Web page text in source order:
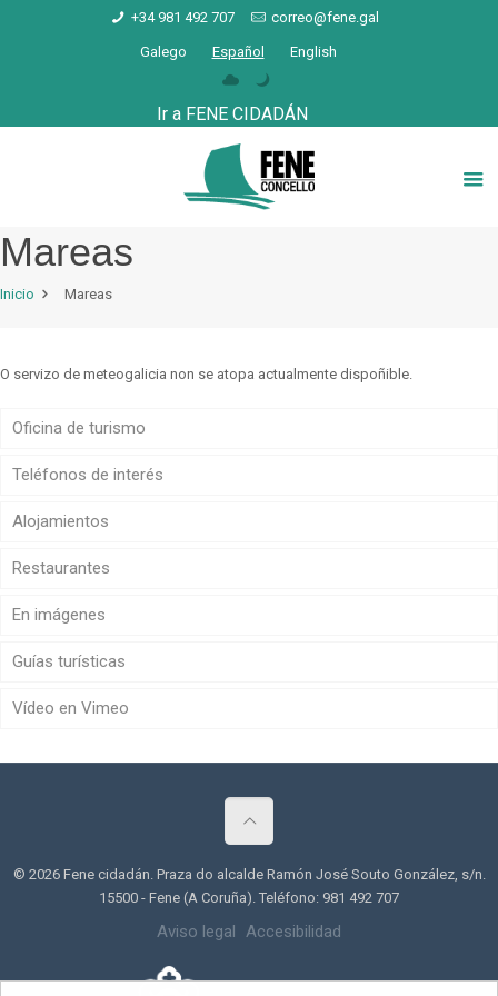
+34 981 492 707 correo@fene.gal
Galego Español English
Ir a FENE CIDADÁN
Mareas
Inicio Mareas
O servizo de meteogalicia non se atopa actualmente dispoñible.
Oficina de turismo
Teléfonos de interés
Alojamientos
Restaurantes
En imágenes
Guías turísticas
Vídeo en Vimeo
© 2026 Fene cidadán. Praza do alcalde Ramón José Souto González, s/n.
15500 - Fene (A Coruña). Teléfono: 981 492 707
Aviso legal Accesibilidad